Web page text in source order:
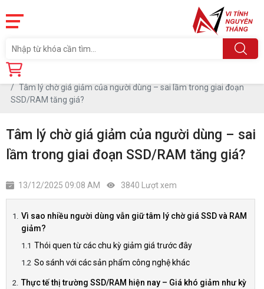
Trang chủ
Tâm lý chờ giá giảm của người dùng – sai lầm trong giai đoạn
SSD/RAM tăng giá?
Tâm lý chờ giá giảm của người dùng – sai
lầm trong giai đoạn SSD/RAM tăng giá?
13/12/2025 09:08 AM 3840 Lượt xem
Vì sao nhiều người dùng vẫn giữ tâm lý chờ giá SSD và RAM
giảm?
Thói quen từ các chu kỳ giảm giá trước đây
So sánh với các sản phẩm công nghệ khác
Thực tế thị trường SSD/RAM hiện nay – Giá khó giảm như kỳ